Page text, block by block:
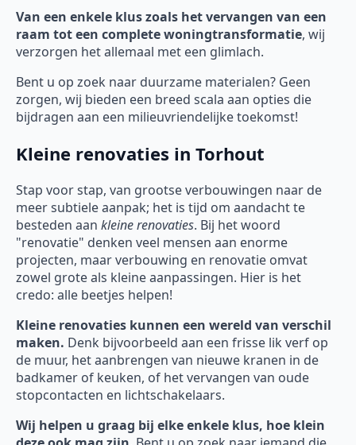
Van een enkele klus zoals het vervangen van een
raam tot een complete woningtransformatie, wij
verzorgen het allemaal met een glimlach.
Bent u op zoek naar duurzame materialen? Geen
zorgen, wij bieden een breed scala aan opties die
bijdragen aan een milieuvriendelijke toekomst!
Kleine renovaties in Torhout
Stap voor stap, van grootse verbouwingen naar de
meer subtiele aanpak; het is tijd om aandacht te
besteden aan kleine renovaties. Bij het woord
"renovatie" denken veel mensen aan enorme
projecten, maar verbouwing en renovatie omvat
zowel grote als kleine aanpassingen. Hier is het
credo: alle beetjes helpen!
Kleine renovaties kunnen een wereld van verschil
maken. Denk bijvoorbeeld aan een frisse lik verf op
de muur, het aanbrengen van nieuwe kranen in de
badkamer of keuken, of het vervangen van oude
stopcontacten en lichtschakelaars.
Wij helpen u graag bij elke enkele klus, hoe klein